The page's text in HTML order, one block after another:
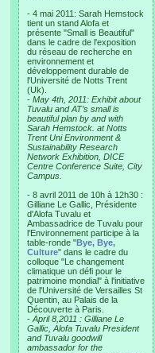
- 4 mai 2011: Sarah Hemstock
tient un stand Alofa et
présente "Small is Beautiful"
dans le cadre de l'exposition
du réseau de recherche en
environnement et
développement durable de
l'Université de Notts Trent
(Uk).
- May 4th, 2011: Exhibit about
Tuvalu and AT’s small is
beautiful plan by and with
Sarah Hemstock. at Notts
Trent Uni Environment &
Sustainability Research
Network Exhibition, DICE
Centre Conference Suite, City
Campus.
- 8 avril 2011 de 10h à 12h30 :
Gilliane Le Gallic, Présidente
d'Alofa Tuvalu et
Ambassadrice de Tuvalu pour
l'Environnement participe à la
table-ronde "Bye, Bye,
Culture" dans le cadre du
colloque "Le changement
climatique un défi pour le
patrimoine mondial" à l'initiative
de l'Université de Versailles St
Quentin, au Palais de la
Découverte à Paris.
- April 8,2011 : Gilliane Le
Gallic, Alofa Tuvalu President
and Tuvalu goodwill
ambassador for the